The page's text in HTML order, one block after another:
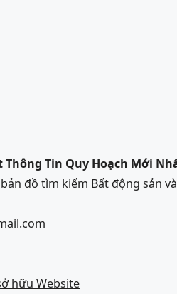
Thông Tin Quy Hoạch Mới
đồ tìm kiếm Bất động sản
hữu Website